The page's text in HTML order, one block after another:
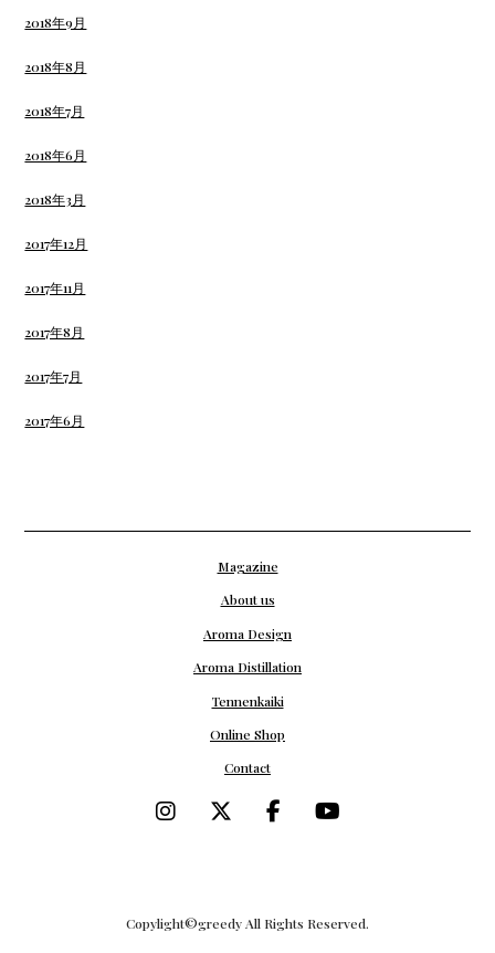
2018年9月
2018年8月
2018年7月
2018年6月
2018年3月
2017年12月
2017年11月
2017年8月
2017年7月
2017年6月
Magazine
About us
Aroma Design
Aroma Distillation
Tennenkaiki
Online Shop
Contact
Copylight©︎greedy All Rights Reserved.